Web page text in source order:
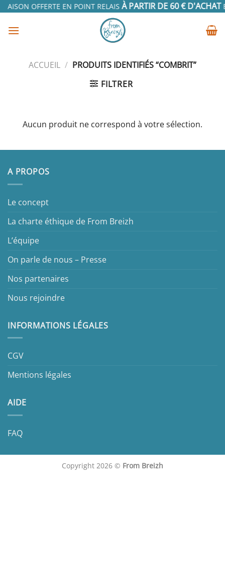
Passer
contenu
OFFERTE EN POINT RELAISÀ PARTIR DE 60 € D'ACHAT
ACCUEIL / PRODUITS IDENTIFIÉS “COMBRIT”
FILTRER
Aucun produit ne correspond à votre sélection.
A PROPOS
Le concept
La charte éthique de From Breizh
L’équipe
On parle de nous – Presse
Nos partenaires
Nous rejoindre
INFORMATIONS LÉGALES
CGV
Mentions légales
AIDE
FAQ
Copyright 2026 © From Breizh